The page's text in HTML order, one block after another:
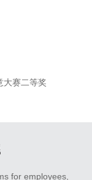
大赛二等奖
for employees,